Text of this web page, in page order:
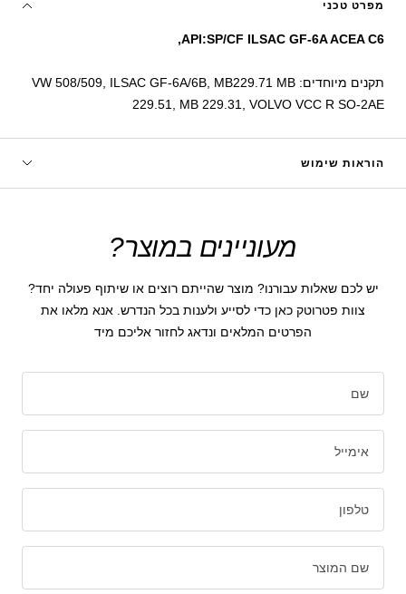
מפרט טכני
API:SP/CF ILSAC GF-6A ACEA C6,
תקנים מיוחדים: VW 508/509, ILSAC GF-6A/6B, MB229.71 MB
229.51, MB 229.31, VOLVO VCC R SO-2AE
הוראות שימוש
מעוניינים במוצר?
יש לכם שאלות עבורנו? מוצר שהייתם רוצים או שיתוף פעולה יחד?
צוות פטרוטק כאן כדי לסייע ולענות בכל הנדרש. אנא מלאו את
הפרטים המלאים ונדאג לחזור אליכם מיד
שם
אימייל
טלפון
שם המוצר